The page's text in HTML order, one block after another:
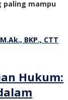
paling mampu
Hukum: